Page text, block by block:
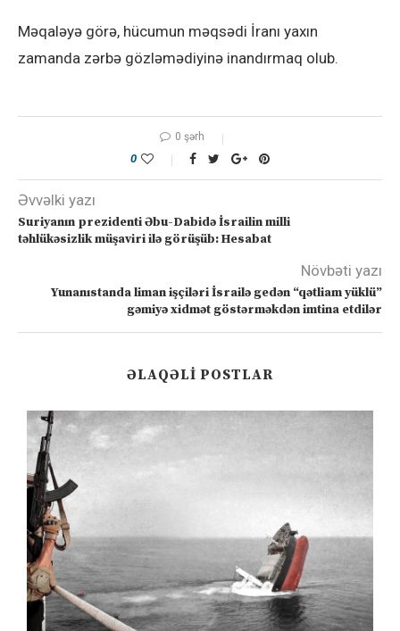
Məqaləyə görə, hücumun məqsədi İranı yaxın
zamanda zərbə gözləmədiyinə inandırmaq olub.
0 şərh
0
Əvvəlki yazı
Suriyanın prezidenti Əbu-Dabidə İsrailin milli
təhlükəsizlik müşaviri ilə görüşüb: Hesabat
Növbəti yazı
Yunanıstanda liman işçiləri İsrailə gedən “qətliam yüklü”
gəmiyə xidmət göstərməkdən imtina etdilər
ƏLAQƏLI POSTLAR